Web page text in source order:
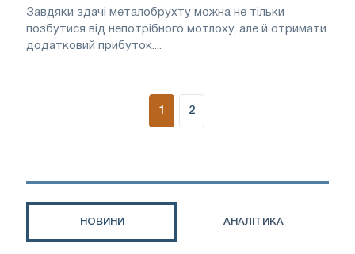
Завдяки здачі металобрухту можна не тільки
позбутися від непотрібного мотлоху, але й отримати
додатковий прибуток....
1 2
НОВИНИ АНАЛІТИКА